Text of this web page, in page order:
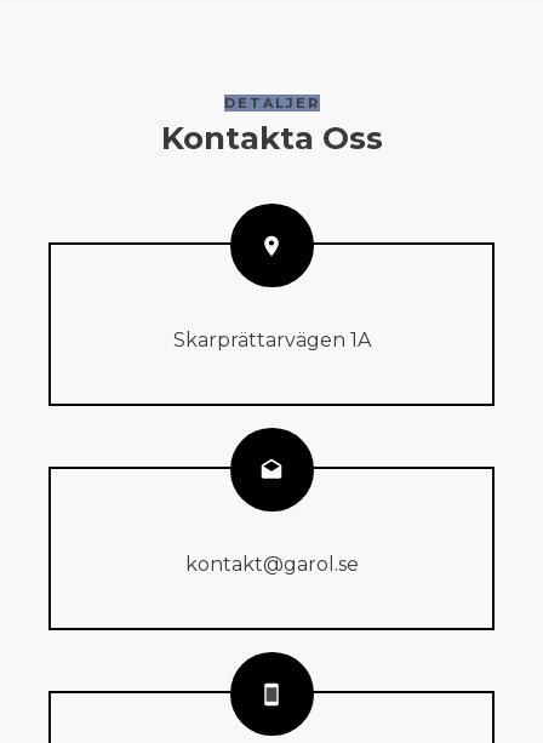
DETALJER
Kontakta Oss
Skarprättarvägen 1A
kontakt@garol.se